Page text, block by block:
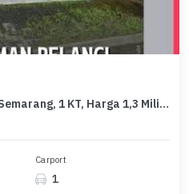
Rumah Idaman di BSB City, Semarang, 1 KT, Harga 1,3 Miliar
Carport
1